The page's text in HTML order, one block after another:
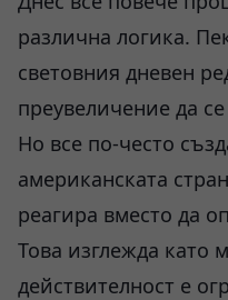
различна логика.
световния дневен
преувеличение да
Но все по-често
американската
реагира вместо да
Това изглежда като
действителност е